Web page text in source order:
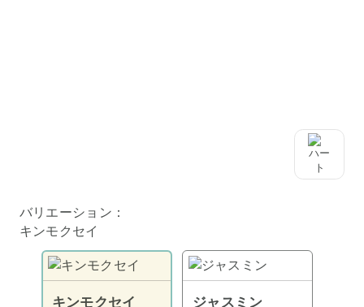
バリエーション：
キンモクセイ
キンモクセイ ジャスミン